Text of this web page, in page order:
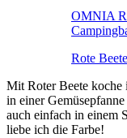
OMNIA
Rote
Mit Roter Beete koche
in einer
auch einfach in einem
liebe ich die Farbe!